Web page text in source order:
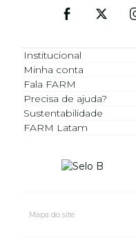
Institucional
Minha conta
Fala FARM
Precisa de ajuda?
Sustentabilidade
FARM Latam
Mapa do site